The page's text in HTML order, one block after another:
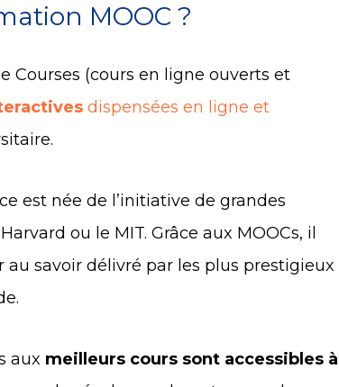
MOOC ?
Courses (cours en ligne ouverts et
dispensées en ligne et
est née de l’initiative de grandes
ou le MIT. Grâce aux MOOCs, il
au savoir délivré par les plus prestigieux
aux meilleurs cours sont accessibles à